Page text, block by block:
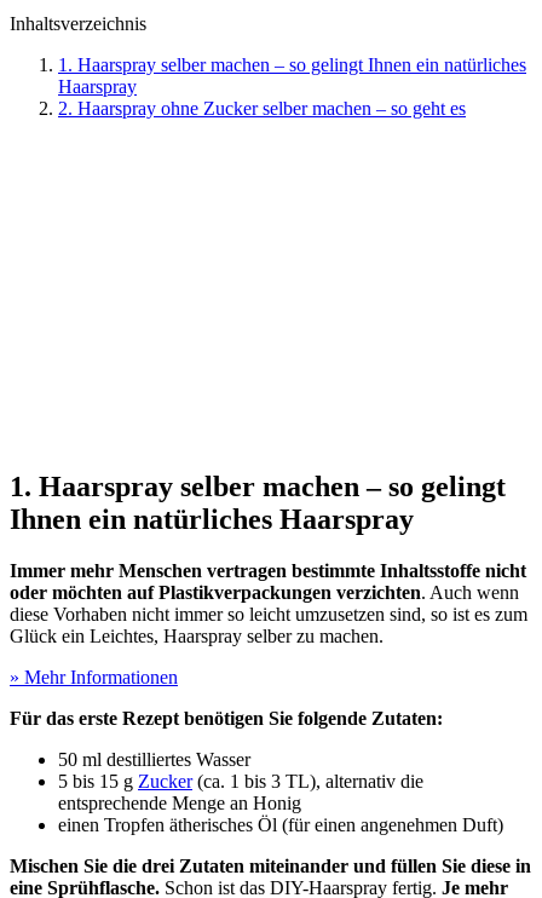
Inhaltsverzeichnis
1. Haarspray selber machen – so gelingt Ihnen ein natürliches
Haarspray
2. Haarspray ohne Zucker selber machen – so geht es
1. Haarspray selber machen – so gelingt
Ihnen ein natürliches Haarspray
Immer mehr Menschen vertragen bestimmte Inhaltsstoffe nicht
oder möchten auf Plastikverpackungen verzichten. Auch wenn
diese Vorhaben nicht immer so leicht umzusetzen sind, so ist es zum
Glück ein Leichtes, Haarspray selber zu machen.
» Mehr Informationen
Für das erste Rezept benötigen Sie folgende Zutaten:
50 ml destilliertes Wasser
5 bis 15 g Zucker(ca. 1 bis 3 TL), alternativ die
entsprechende Menge an Honig
einen Tropfen ätherisches Öl (für einen angenehmen Duft)
Mischen Sie die drei Zutaten miteinander und füllen Sie diese in
eine Sprühflasche. Schon ist das DIY-Haarspray fertig. Je mehr